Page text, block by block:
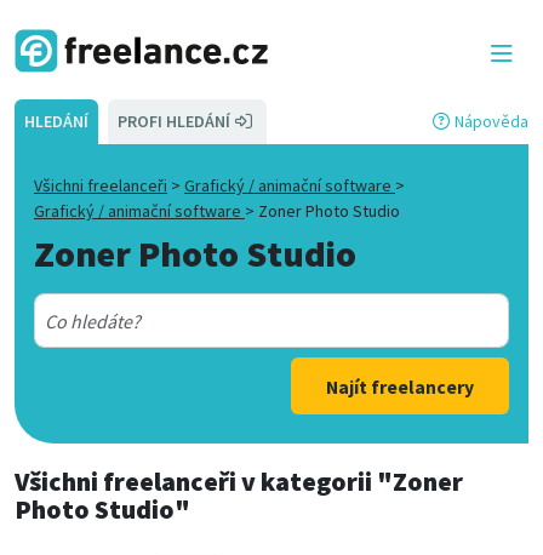
HLEDÁNÍ PROFI HLEDÁNÍ Nápověda
Všichni freelanceři > Grafický / animační software >
Grafický / animační software > Zoner Photo Studio
Zoner Photo Studio
Najít freelancery
Všichni freelanceřiv kategorii "Zoner
Photo Studio"